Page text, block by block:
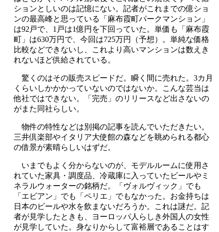
ションとしいのは記憶にない。記者がこれまでの億ショ
ンの最高峰と思っている「麻布霞町パークマンション」
は92戸で、1戸は1億円を下回っていた。単価も「麻布霞
町」は630万円で、今回は725万円（予想）。単純な価格
比較などできないし、これより高いマンションは数えき
れないほど供給されている。
驚くのはその販売スピードだ。瞬く間に売れた。3カ月
くらいしかかかっていないのではないか。こんな芸当は
他社ではできない。「完売」のリリースなど出さないの
がまた同社らしい。
物件の特性などは別掲の記事を読んでいただきたい。
三井倶楽部やイタリア大使館の森などを眺められる都心
の借景が素晴らしいはずだ。
いまでもよく分からないのが、モデルルームに使用さ
れていた家具・調度品、冷蔵庫に入っていたビールやミ
ネラルウォーターの銘柄だ。「ヴォルヴィック」でも
「エビアン」でも「ペリエ」でもなかった。お金持ちは
日本のビールや水を飲まないだろうか。これは謎だ。記
者が見学したときも、ヨーロッパ人らしき外国人の女性
が見学していた。身なりからして富裕層であることはす